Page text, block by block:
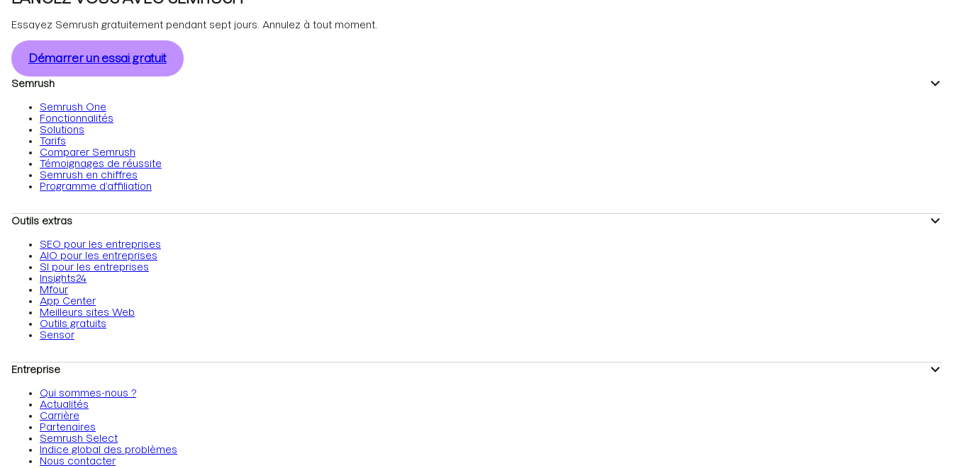
Essayez Semrush gratuitement pendant sept jours. Annulez à tout moment.
Démarrer un essai gratuit
Semrush
Semrush One
Fonctionnalités
Solutions
Tarifs
Comparer Semrush
Témoignages de réussite
Semrush en chiffres
Programme d’affiliation
Outils extras
SEO pour les entreprises
AIO pour les entreprises
SI pour les entreprises
Insights24
Mfour
App Center
Meilleurs sites Web
Outils gratuits
Sensor
Entreprise
Qui sommes-nous ?
Actualités
Carrière
Partenaires
Semrush Select
Indice global des problèmes
Nous contacter